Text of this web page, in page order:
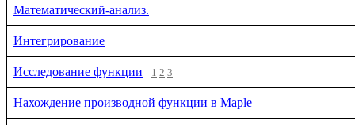
Математический-анализ.
Интегрирование
Исследование функции 1 2 3
Нахождение производной функции в Maple